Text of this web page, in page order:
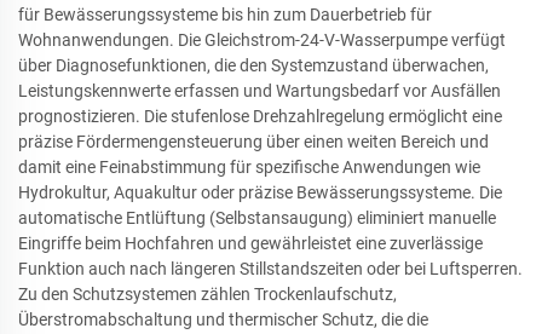
für Bewässerungssysteme bis hin zum Dauerbetrieb für
Wohnanwendungen. Die Gleichstrom-24-V-Wasserpumpe verfügt
über Diagnosefunktionen, die den Systemzustand überwachen,
Leistungskennwerte erfassen und Wartungsbedarf vor Ausfällen
prognostizieren. Die stufenlose Drehzahlregelung ermöglicht eine
präzise Fördermengensteuerung über einen weiten Bereich und
damit eine Feinabstimmung für spezifische Anwendungen wie
Hydrokultur, Aquakultur oder präzise Bewässerungssysteme. Die
automatische Entlüftung (Selbstansaugung) eliminiert manuelle
Eingriffe beim Hochfahren und gewährleistet eine zuverlässige
Funktion auch nach längeren Stillstandszeiten oder bei Luftsperren.
Zu den Schutzsystemen zählen Trockenlaufschutz,
Überstromabschaltung und thermischer Schutz, die die